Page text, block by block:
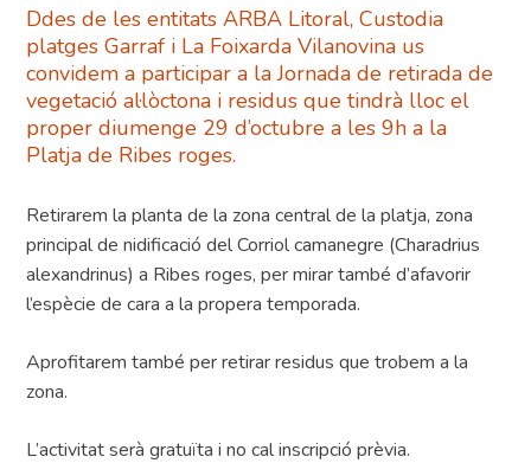
Ddes de les entitats ARBA Litoral, Custodia
platges Garraf i La Foixarda Vilanovina us
convidem a participar a la Jornada de retirada de
vegetació al·lòctona i residus que tindrà lloc el
proper diumenge 29 d’octubre a les 9h a la
Platja de Ribes roges.
Retirarem la planta de la zona central de la platja, zona
principal de nidificació del Corriol camanegre (Charadrius
alexandrinus) a Ribes roges, per mirar també d’afavorir
l’espècie de cara a la propera temporada.
Aprofitarem també per retirar residus que trobem a la
zona.
L’activitat serà gratuïta i no cal inscripció prèvia.